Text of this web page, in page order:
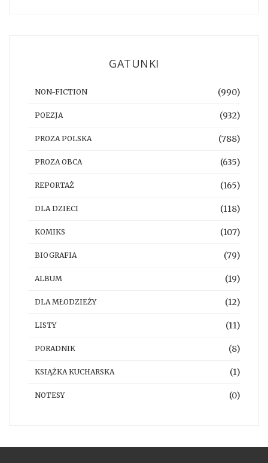
GATUNKI
NON-FICTION (990)
POEZJA (932)
PROZA POLSKA (788)
PROZA OBCA (635)
REPORTAŻ (165)
DLA DZIECI (118)
KOMIKS (107)
BIOGRAFIA (79)
ALBUM (19)
DLA MŁODZIEŻY (12)
LISTY (11)
PORADNIK (8)
KSIĄŻKA KUCHARSKA (1)
NOTESY (0)